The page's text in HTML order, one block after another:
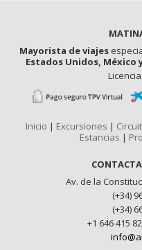
Mayorista de viajes
Estados Unidos, México
Inicio | Excursiones |
Estancias |
Av. de la
(+34)
(+34)
+1 646 415